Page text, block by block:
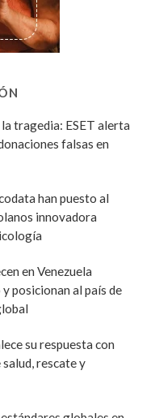
tragedia: ESET alerta
falsas en
han puesto al
innovadora
en Venezuela
posicionan al país de
su respuesta con
rescate y